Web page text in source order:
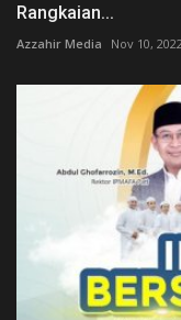
Rangkaian...
Azzahir Media Nov 10, 2022